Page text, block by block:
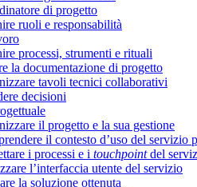
di progetto
ruoli e responsabilità
processi, strumenti e rituali
la documentazione di progetto
tavoli tecnici collaborativi
decisioni
il progetto e la sua gestione
il contesto d’uso del servizio
i processi e i touchpointdel
l’interfaccia utente del servizio
la soluzione ottenuta